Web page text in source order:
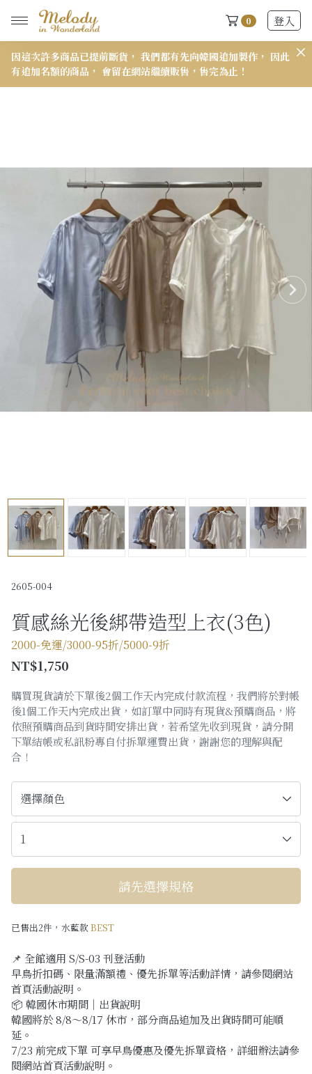
0 登入
2026 S/S-03 盛夏新品
618快閃新品最後現貨
2026 S/S-02 最後現貨
2026 S/S-01 最後現貨
施華洛世奇水晶飾品區
Past Collections
現貨專區-可快速出貨
C字頭商品- 防曬披肩/好穿內衣
最新消息
訂單查詢
關於我們
購物須知
Facebook社團
Instagram
𝟭𝟱𝟭 小個子穿搭報告來了👋
2605-004
質感絲光後綁帶造型上衣(3色)
2000-免運/3000-95折/5000-9折
NT$1,750
購買現貨請於下單後2個工作天內完成付款流程，我們將於對帳
後1個工作天內完成出貨，如訂單中同時有現貨&預購商品，將
依照預購商品到貨時間安排出貨，若希望先收到現貨，請分開
下單結帳或私訊粉專自付拆單運費出貨，謝謝您的理解與配
合！
請先選擇規格
已售出2件，水藍款BEST
📌 全館適用 S/S-03 刊登活動
早鳥折扣碼、限量滿額禮、優先拆單等活動詳情，請參閱網站
首頁活動說明。
📦 韓國休市期間｜出貨說明
韓國將於 8/8～8/17 休市，部分商品追加及出貨時間可能順
延。
7/23 前完成下單 可享早鳥優惠及優先拆單資格，詳細辦法請參
閱網站首頁活動說明。